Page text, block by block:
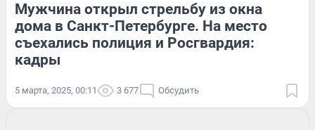
Мужчина открыл стрельбу из окна
дома в Санкт-Петербурге. На место
съехались полиция и Росгвардия:
кадры
5 марта, 2025, 00:11 3 677 Обсудить